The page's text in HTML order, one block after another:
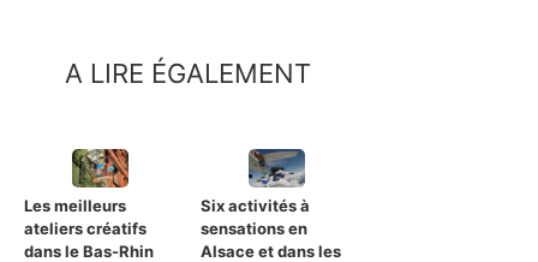
A LIRE ÉGALEMENT
Les meilleurs
ateliers créatifs
dans le Bas-Rhin
Six activités à
sensations en
Alsace et dans les